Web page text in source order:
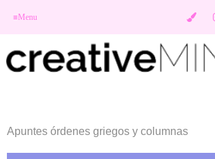
≡Menu
Apuntes órdenes griegos y columnas